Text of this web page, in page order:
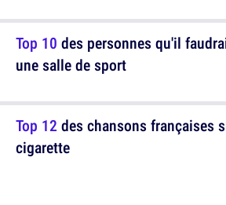
Top 12 des chansons françaises
cigarette
Top 10 des personnes qu'il
une salle de sport